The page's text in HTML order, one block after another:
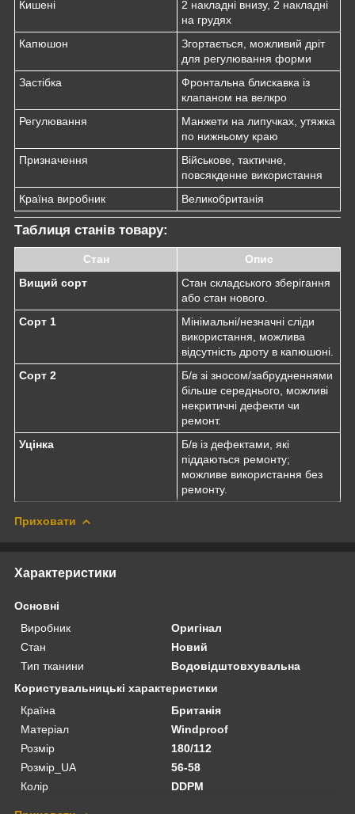
Кишені
2 накладні внизу, 2 накладні
на грудях
Капюшон
Згортається, можливий дріт
для регулювання форми
Застібка
Фронтальна блискавка із
клапаном на велкро
Регулювання
Манжети на липучках, утяжка
по нижньому краю
Призначення
Військове, тактичне,
повсякденне використання
Країна виробник
Великобританія
Таблиця станів товару:
Стан
Опис
Вищий сорт
Стан складського зберігання
або стан нового.
Сорт 1
Мінімальні/незначні сліди
використання, можлива
відсутність дроту в капюшоні.
Сорт 2
Б/в зі зносом/забрудненнями
більше середнього, можливі
некритичні дефекти чи
ремонт.
Уцінка
Б/в із дефектами, які
піддаються ремонту;
можливе використання без
ремонту.
Приховати
Характеристики
Основні
Виробник
Оригінал
Стан
Новий
Тип тканини
Водовідштовхувальна
Користувальницькі характеристики
Країна
Британія
Матеріал
Windproof
Розмір
180/112
Розмір_UA
56-58
Колір
DDPM